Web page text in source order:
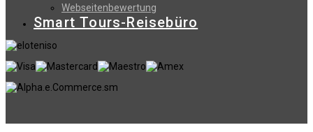
Webseitenbewertung
Smart Tours-Reisebüro